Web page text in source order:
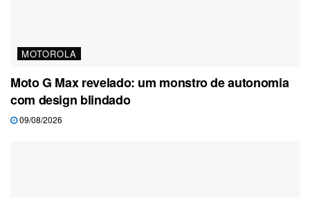
MOTOROLA
Moto G Max revelado: um monstro de autonomia
com design blindado
09/08/2026